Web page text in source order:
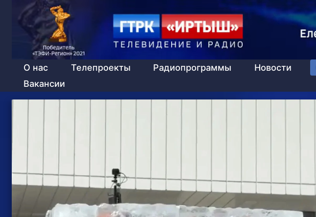
О нас Телепроекты Радиопрограммы Новости
Вакансии